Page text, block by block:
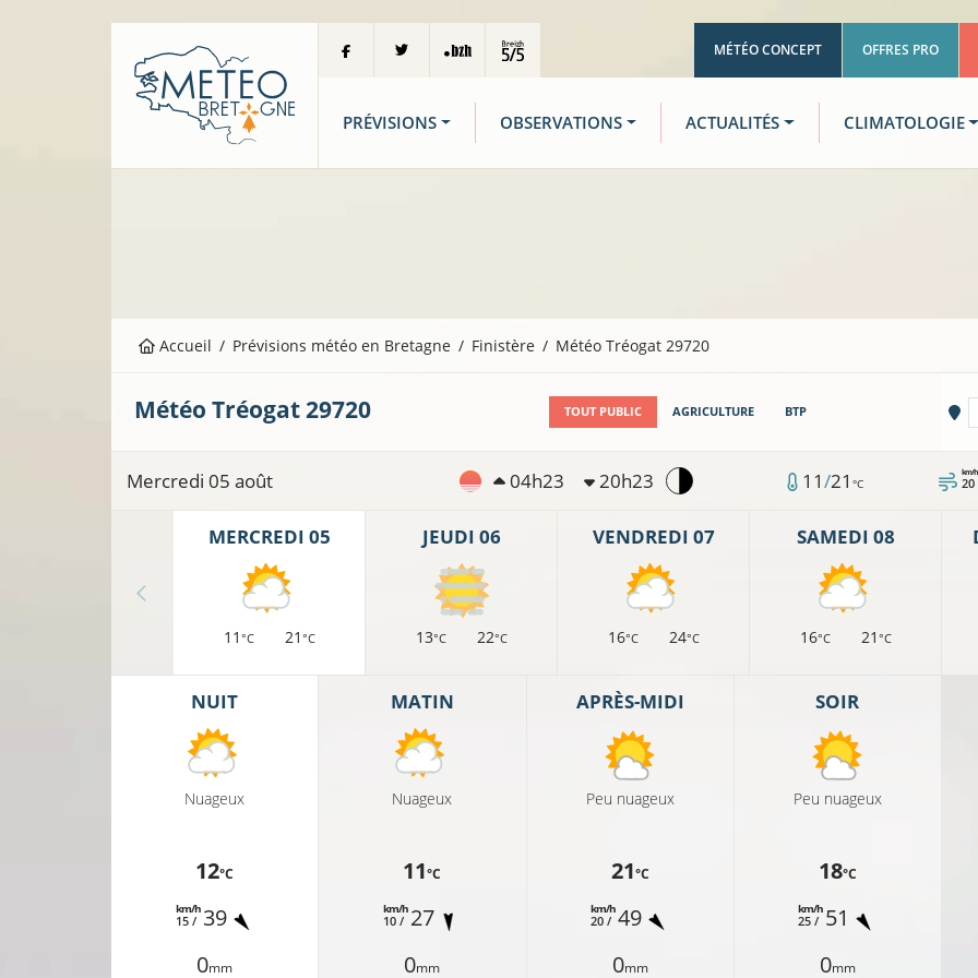
MÉTÉO CONCEPT OFFRES PRO
PRÉVISIONS OBSERVATIONS ACTUALITÉS CLIMATOLOGIE
Accueil Prévisions météo en Bretagne Finistère Météo Tréogat 29720
Météo Tréogat29720 TOUT PUBLIC AGRICULTURE BTP
Mercredi 05 août 04h23 20h23 11/21°C 20
km/h
MERCREDI 05
11 °C 21 °C
JEUDI 06
13°C 22°C
VENDREDI 07
16°C 24°C
SAMEDI 08
16°C 21 °C
NUIT
Nuageux
12°C
15 /
km/h 39
0mm
MATIN
Nuageux
11°C
10 /
km/h 27
0mm
APRÈS-MIDI
Peu nuageux
21°C
20 /
km/h49
0mm
SOIR
Peu nuageux
18°C
25 /
km/h 51
0mm